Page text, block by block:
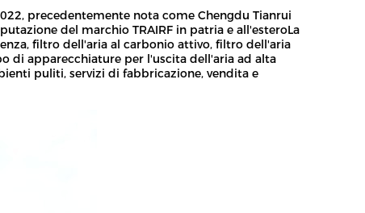
precedentemente nota come Chengdu Tianrui
del marchio TRAIRF in patria e all'esteroLa
filtro dell'aria al carbonio attivo, filtro dell'aria
di apparecchiature per l'uscita dell'aria ad alta
puliti, servizi di fabbricazione, vendita e